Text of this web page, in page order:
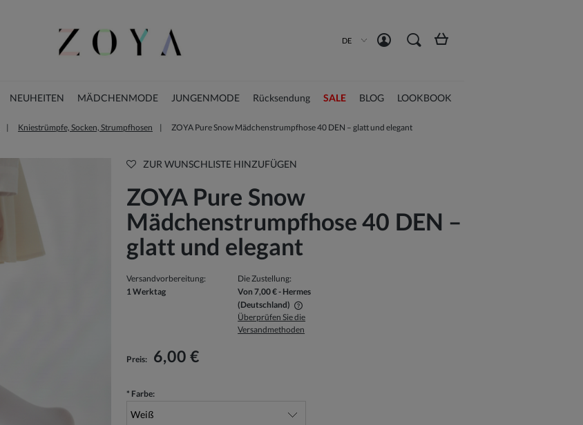
DE
NEUHEITEN MÄDCHENMODE JUNGENMODE Rücksendung SALE BLOG LOOKBOOK
Kniestrümpfe, Socken, Strumpfhosen ZOYA Pure Snow Mädchenstrumpfhose 40 DEN – glatt und elegant
ZUR WUNSCHLISTE HINZUFÜGEN
ZOYA Pure Snow
Mädchenstrumpfhose 40 DEN –
glatt und elegant
Versandvorbereitung:
1 Werktag
Die Zustellung:
Von 7,00 €- Hermes
(Deutschland)
Der Preis beinhaltet keine eventuellen
Zahlungskosten
Überprüfen Sie die
Versandmethoden
Preis: 6,00 €
* Farbe: